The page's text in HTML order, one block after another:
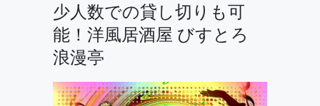
少人数での貸し切りも可
能！洋風居酒屋 びすとろ
浪漫亭